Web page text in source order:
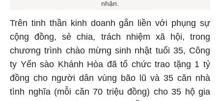
nhận.
Trên tinh thần kinh doanh gắn liền với phụng sự
cộng đồng, sẻ chia, trách nhiệm xã hội, trong
chương trình chào mừng sinh nhật tuổi 35, Công
ty Yến sào Khánh Hòa đã tổ chức trao tặng 1 tỷ
đồng cho người dân vùng bão lũ và 35 căn nhà
tình nghĩa (mỗi căn 70 triệu đồng) cho 35 hộ gia